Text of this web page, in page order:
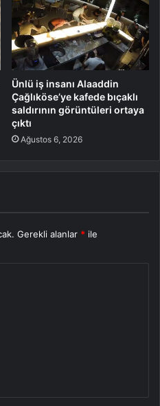
Ünlü iş insanı Alaaddin
Çağlıköse’ye kafede bıçaklı
saldırının görüntüleri ortaya
çıktı
Ağustos 6, 2026
Gerekli alanlar * ile